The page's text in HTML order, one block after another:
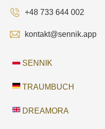
+48 733 644 002
kontakt@sennik.app
SENNIK
TRAUMBUCH
DREAMORA